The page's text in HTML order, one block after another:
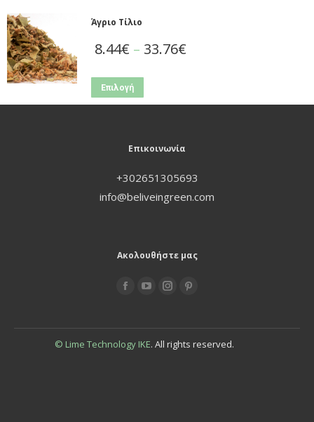
Άγριο Τίλιο
8.44€ – 33.76€
Επιλογή
Επικοινωνία
+302651305693
info@beliveingreen.com
Ακολουθήστε μας
© Lime Technology IKE. All rights reserved.